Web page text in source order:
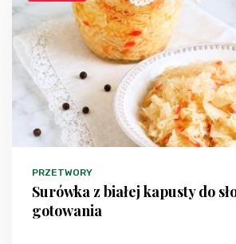
PRZETWORY
Surówka z białej kapusty do
gotowania